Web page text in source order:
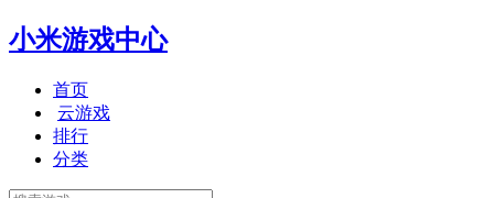
小米游戏中心
首页
云游戏
排行
分类